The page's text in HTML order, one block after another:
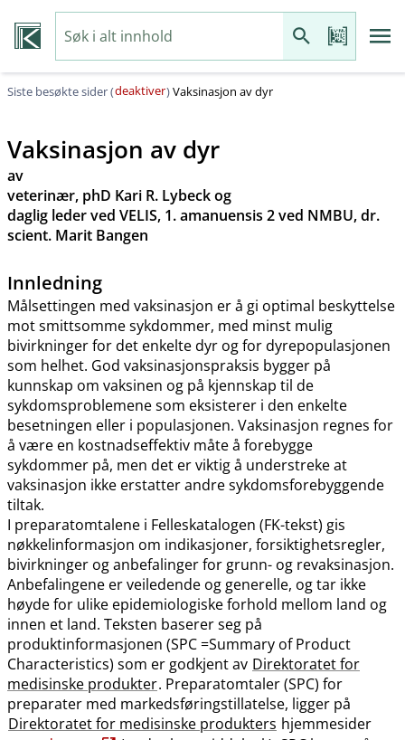
Siste besøkte sider (deaktiver)Vaksinasjon av dyr
Vaksinasjon av dyr
av
veterinær, phD Kari R. Lybeck og
daglig leder ved VELIS, 1. amanuensis 2 ved NMBU, dr.
scient. Marit Bangen
Innledning
Målsettingen med vaksinasjon er å gi optimal beskyttelse
mot smittsomme sykdommer, med minst mulig
bivirkninger for det enkelte dyr og for dyrepopulasjonen
som helhet. God vaksinasjonspraksis bygger på
kunnskap om vaksinen og på kjennskap til de
sykdomsproblemene som eksisterer i den enkelte
besetningen eller i populasjonen. Vaksinasjon regnes for
å være en kostnadseffektiv måte å forebygge
sykdommer på, men det er viktig å understreke at
vaksinasjon ikke erstatter andre sykdomsforebyggende
tiltak.
I preparatomtalene i Felleskatalogen (FK-tekst) gis
nøkkelinformasjon om indikasjoner, forsiktighetsregler,
bivirkninger og anbefalinger for grunn- og revaksinasjon.
Anbefalingene er veiledende og generelle, og tar ikke
høyde for ulike epidemiologiske forhold mellom land og
innen et land. Teksten baserer seg på
produktinformasjonen (SPC =Summary of Product
Characteristics) som er godkjent av Direktoratet for
medisinske produkter. Preparatomtaler (SPC) for
preparater med markedsføringstillatelse, ligger på
Direktoratet for medisinske produkters hjemmesider